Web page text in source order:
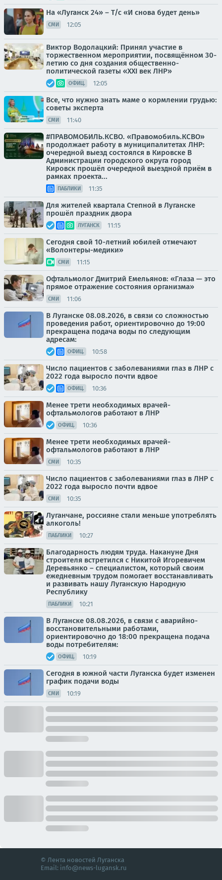
На «Луганск 24» – Т/с «И снова будет день»
СМИ 12:05
Виктор Водолацкий: Принял участие в
торжественном мероприятии, посвящённом 30-
летию со дня создания общественно-
политической газеты «XXI век ЛНР»
ОФИЦ. 12:05
Все, что нужно знать маме о кормлении грудью:
советы эксперта
СМИ 11:40
#ПРАВОМОБИЛЬ.КСВО. «Правомобиль.КСВО»
продолжает работу в муниципалитетах ЛНР:
очередной выезд состоялся в Кировске В
Администрации городского округа город
Кировск прошёл очередной выездной приём в
рамках проекта...
ПАБЛИКИ 11:35
Для жителей квартала Степной в Луганске
прошёл праздник двора
ЛУГАНСК 11:15
Сегодня свой 10-летний юбилей отмечают
«Волонтеры-медики»
СМИ 11:15
Офтальмолог Дмитрий Емельянов: «Глаза — это
прямое отражение состояния организма»
СМИ 11:06
В Луганске 08.08.2026, в связи со сложностью
проведения работ, ориентировочно до 19:00
прекращена подача воды по следующим
адресам:
ОФИЦ. 10:58
Число пациентов с заболеваниями глаз в ЛНР с
2022 года выросло почти вдвое
ОФИЦ. 10:36
Менее трети необходимых врачей-
офтальмологов работают в ЛНР
ОФИЦ. 10:36
Менее трети необходимых врачей-
офтальмологов работают в ЛНР
СМИ 10:35
Число пациентов с заболеваниями глаз в ЛНР с
2022 года выросло почти вдвое
СМИ 10:35
Луганчане, россияне стали меньше употреблять
алкоголь!
ПАБЛИКИ 10:27
Благодарность людям труда. Накануне Дня
строителя встретился с Никитой Игоревичем
Деревьянко – специалистом, который своим
ежедневным трудом помогает восстанавливать
и развивать нашу Луганскую Народную
Республику
ПАБЛИКИ 10:21
В Луганске 08.08.2026, в связи с аварийно-
восстановительными работами,
ориентировочно до 18:00 прекращена подача
воды потребителям:
ОФИЦ. 10:19
Сегодня в южной части Луганска будет изменен
график подачи воды
СМИ 10:19
© Лента новостей Луганска
Email: info@news-lugansk.ru